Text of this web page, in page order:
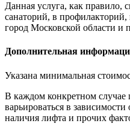
Данная услуга, как правило,
санаторий, в профилакторий,
город Московской области и
Дополнительная
Указана минимальная
В каждом конкретном случае
варьироваться в
наличия лифта и прочих